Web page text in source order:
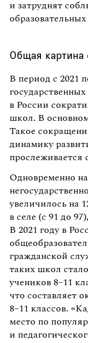
и затруднят
Общая картина
В период с 2021
в России
школ. В
Такое
динамику
прослеживается
Одновременно
увеличилось на
в селе (с 91 до
В 2021 году в
гражданской
таких школ
учеников 8–11
что составляет
8–11 классов.
место по
и